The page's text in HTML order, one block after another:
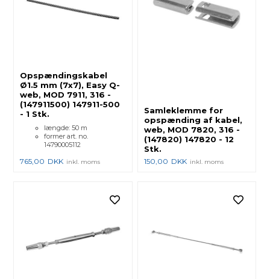
Opspændingskabel
Ø1.5 mm (7x7), Easy Q-
web, MOD 7911, 316 -
(147911500) 147911-500
- 1 Stk.
længde: 50 m
former art. no.
14790005112
765,00 DKK inkl. moms
Samleklemme for
opspænding af kabel,
web, MOD 7820, 316 -
(147820) 147820 - 12
Stk.
150,00 DKK inkl. moms